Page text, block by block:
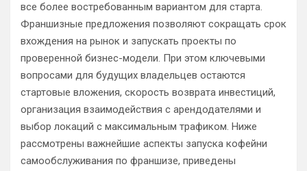
все более востребованным вариантом для старта.
Франшизные предложения позволяют сокращать срок
вхождения на рынок и запускать проекты по
проверенной бизнес-модели. При этом ключевыми
вопросами для будущих владельцев остаются
стартовые вложения, скорость возврата инвестиций,
организация взаимодействия с арендодателями и
выбор локаций с максимальным трафиком. Ниже
рассмотрены важнейшие аспекты запуска кофейни
самообслуживания по франшизе, приведены